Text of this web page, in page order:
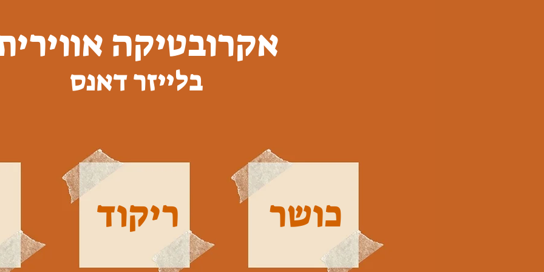
אקרובטיקה
בלייזר דאנס
כושר ריקוד